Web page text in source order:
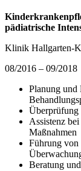
pädiatrische
Klinik Hallgarten-
08/2016 – 09/2018
Planung und
Überprüfung
Assistenz
Maßnahmen
Führung von
Beratung